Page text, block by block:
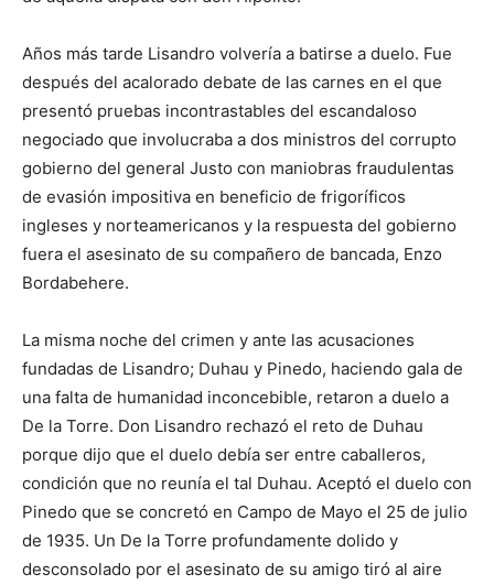
Años más tarde Lisandro volvería a batirse a duelo. Fue
después del acalorado debate de las carnes en el que
presentó pruebas incontrastables del escandaloso
negociado que involucraba a dos ministros del corrupto
gobierno del general Justo con maniobras fraudulentas
de evasión impositiva en beneficio de frigoríficos
ingleses y norteamericanos y la respuesta del gobierno
fuera el asesinato de su compañero de bancada, Enzo
Bordabehere.
La misma noche del crimen y ante las acusaciones
fundadas de Lisandro; Duhau y Pinedo, haciendo gala de
una falta de humanidad inconcebible, retaron a duelo a
De la Torre. Don Lisandro rechazó el reto de Duhau
porque dijo que el duelo debía ser entre caballeros,
condición que no reunía el tal Duhau. Aceptó el duelo con
Pinedo que se concretó en Campo de Mayo el 25 de julio
de 1935. Un De la Torre profundamente dolido y
desconsolado por el asesinato de su amigo tiró al aire